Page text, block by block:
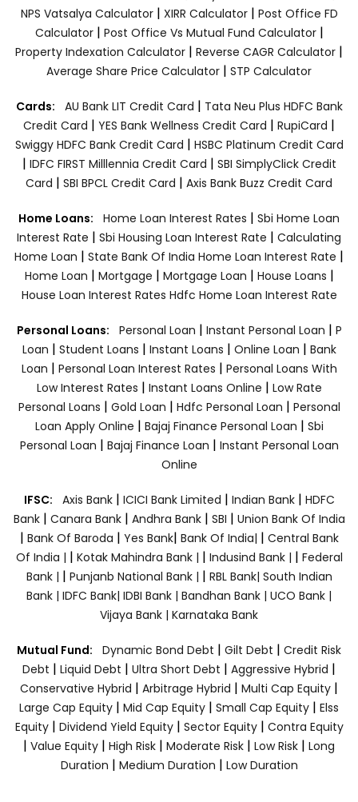
NPS Vatsalya Calculator| XIRR Calculator| Post Office FD
Calculator| Post Office Vs Mutual Fund Calculator|
Property Indexation Calculator | Reverse CAGR Calculator |
Average Share Price Calculator | STP Calculator
Cards: AU Bank LIT Credit Card | Tata Neu Plus HDFC Bank
Credit Card | YES Bank Wellness Credit Card | RupiCard |
Swiggy HDFC Bank Credit Card | HSBC Platinum Credit Card
| IDFC FIRST Milllennia Credit Card | SBI SimplyClick Credit
Card | SBI BPCL Credit Card | Axis Bank Buzz Credit Card
Home Loans: Home Loan Interest Rates | Sbi Home Loan
Interest Rate | Sbi Housing Loan Interest Rate | Calculating
Home Loan | State Bank Of India Home Loan Interest Rate |
Home Loan | Mortgage | Mortgage Loan | House Loans |
House Loan Interest Rates Hdfc Home Loan Interest Rate
Personal Loans: Personal Loan | Instant Personal Loan | P
Loan | Student Loans | Instant Loans | Online Loan | Bank
Loan | Personal Loan Interest Rates | Personal Loans With
Low Interest Rates | Instant Loans Online | Low Rate
Personal Loans | Gold Loan | Hdfc Personal Loan | Personal
Loan Apply Online | Bajaj Finance Personal Loan | Sbi
Personal Loan | Bajaj Finance Loan | Instant Personal Loan
Online
IFSC: Axis Bank | ICICI Bank Limited | Indian Bank | HDFC
Bank| Canara Bank | Andhra Bank| SBI | Union Bank Of India
| Bank Of Baroda | Yes Bank| Bank Of India| | Central Bank
Of India | | Kotak Mahindra Bank | | Indusind Bank | | Federal
Bank | | Punjanb National Bank | | RBL Bank| South Indian
Bank | IDFC Bank| IDBI Bank | Bandhan Bank | UCO Bank |
Vijaya Bank | Karnataka Bank
Mutual Fund: Dynamic Bond Debt | Gilt Debt | Credit Risk
Debt | Liquid Debt | Ultra Short Debt | Aggressive Hybrid |
Conservative Hybrid | Arbitrage Hybrid | Multi Cap Equity |
Large Cap Equity | Mid Cap Equity | Small Cap Equity | Elss
Equity| Dividend Yield Equity| Sector Equity | Contra Equity
| Value Equity | High Risk | Moderate Risk | Low Risk | Long
Duration | Medium Duration | Low Duration